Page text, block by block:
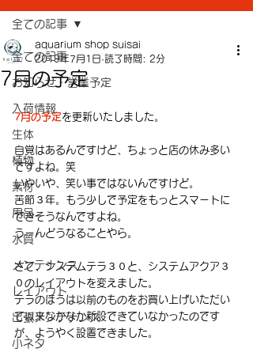
全ての記事
お知らせ・営業予定
入荷情報
生体
植物
素材
用品
水質
メンテナンス
レイアウト
出張メンテナンス
小ネタ
全ての記事
7月の予定
aquarium shop suisai
2019年7月1日 読了時間: 2分
7月の予定を更新いたしました。
自覚はあるんですけど、ちょっと店の休み多い
ですよね。笑
いやいや、笑い事ではないんですけど。
苦節３年。もう少しで予定をもっとスマートに
できそうなんですよね。
うーんどうなることやら。
さて、システムテラ３０と、システムアクア３
０のレイアウトを変えました。
テラのほうは以前のものをお買い上げいただい
て以来なかなか新設できていなかったのです
が、ようやく設置できました。